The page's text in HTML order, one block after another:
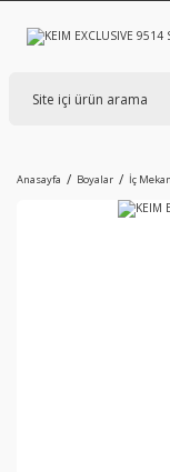
Anasayfa Boyalar İç